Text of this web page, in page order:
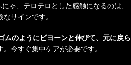
ゃ、テロテロとした感触になるのは、
サインです。
ムのようにビヨーンと伸びて、元に戻ら
今すぐ集中ケアが必要です。